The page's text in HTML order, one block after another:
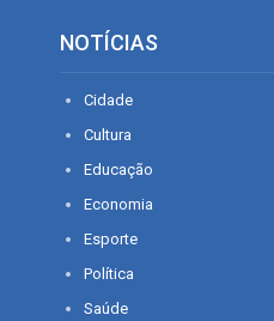
NOTÍCIAS
Cidade
Cultura
Educação
Economia
Esporte
Política
Saúde